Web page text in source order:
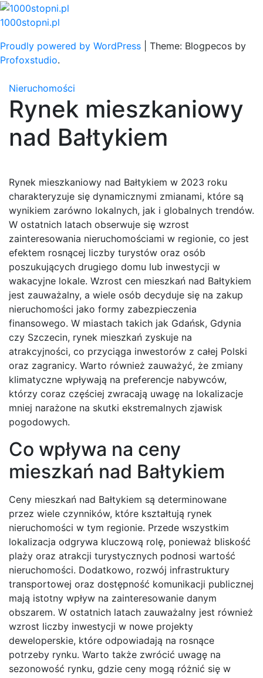
Skip
to
1000stopni.pl
Proudly powered by WordPress
Theme: Blogpecos by
Profoxstudio.
Nieruchomości
Rynek mieszkaniowy
nad Bałtykiem
Rynek mieszkaniowy nad Bałtykiem w 2023 roku
charakteryzuje się dynamicznymi zmianami, które są
wynikiem zarówno lokalnych, jak i globalnych trendów.
W ostatnich latach obserwuje się wzrost
zainteresowania nieruchomościami w regionie, co jest
efektem rosnącej liczby turystów oraz osób
poszukujących drugiego domu lub inwestycji w
wakacyjne lokale. Wzrost cen mieszkań nad Bałtykiem
jest zauważalny, a wiele osób decyduje się na zakup
nieruchomości jako formy zabezpieczenia
finansowego. W miastach takich jak Gdańsk, Gdynia
czy Szczecin, rynek mieszkań zyskuje na
atrakcyjności, co przyciąga inwestorów z całej Polski
oraz zagranicy. Warto również zauważyć, że zmiany
klimatyczne wpływają na preferencje nabywców,
którzy coraz częściej zwracają uwagę na lokalizacje
mniej narażone na skutki ekstremalnych zjawisk
pogodowych.
Co wpływa na ceny
mieszkań nad Bałtykiem
Ceny mieszkań nad Bałtykiem są determinowane
przez wiele czynników, które kształtują rynek
nieruchomości w tym regionie. Przede wszystkim
lokalizacja odgrywa kluczową rolę, ponieważ bliskość
plaży oraz atrakcji turystycznych podnosi wartość
nieruchomości. Dodatkowo, rozwój infrastruktury
transportowej oraz dostępność komunikacji publicznej
mają istotny wpływ na zainteresowanie danym
obszarem. W ostatnich latach zauważalny jest również
wzrost liczby inwestycji w nowe projekty
deweloperskie, które odpowiadają na rosnące
potrzeby rynku. Warto także zwrócić uwagę na
sezonowość rynku, gdzie ceny mogą różnić się w